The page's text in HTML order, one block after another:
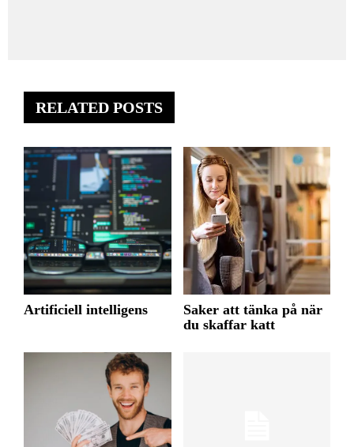
RELATED POSTS
Artificiell intelligens
Saker att tänka på när
du skaffar katt